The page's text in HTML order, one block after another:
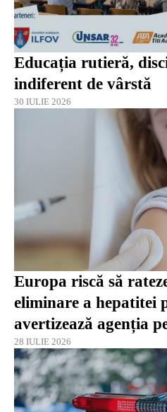
Educația rutieră,
indiferent de vârstă
30 IULIE 2026
Europa riscă să
eliminare a hepatitei
avertizează agenția
28 IULIE 2026